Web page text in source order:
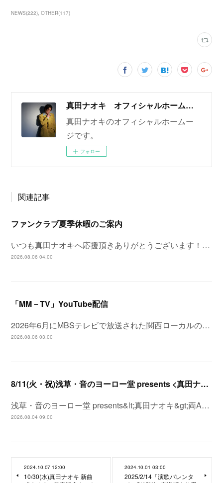
NEWS(222) OTHER(117)
真田ナオキ オフィシャルホームページ
真田ナオキのオフィシャルホームー
ジです。
フォロー
関連記事
ファンクラブ夏季休暇のご案内
いつも真田ナオキへ応援頂きありがとうございます！…
2026.08.06 04:00
「MM－TV」YouTube配信
2026年6月にMBSテレビで放送された関西ローカルの…
2026.08.06 03:00
8/11(火・祝)浅草・音のヨーロー堂 presents <真田ナオキ>両A面シングル「プルメリア ラプソディ / 陽が沈む前に…」発売記念 スペシャルイベント開催決定！
浅草・音のヨーロー堂 presents&lt;真田ナオキ&gt;両A…
2026.08.04 09:00
2024.10.07 12:00
10/30(水)真田ナオキ 新曲
2024.10.01 03:00
2025/2/14「演歌バレンタ